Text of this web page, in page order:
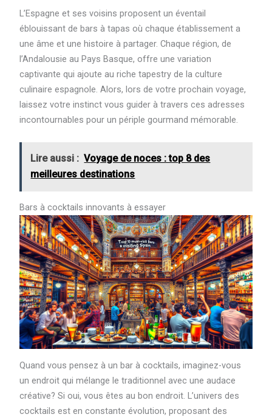
L’Espagne et ses voisins proposent un éventail
éblouissant de bars à tapas où chaque établissement a
une âme et une histoire à partager. Chaque région, de
l’Andalousie au Pays Basque, offre une variation
captivante qui ajoute au riche tapestry de la culture
culinaire espagnole. Alors, lors de votre prochain voyage,
laissez votre instinct vous guider à travers ces adresses
incontournables pour un périple gourmand mémorable.
Lire aussi : Voyage de noces : top 8 des
meilleures destinations
Bars à cocktails innovants à essayer
Quand vous pensez à un bar à cocktails, imaginez-vous
un endroit qui mélange le traditionnel avec une audace
créative? Si oui, vous êtes au bon endroit. L’univers des
cocktails est en constante évolution, proposant des